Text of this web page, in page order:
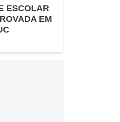
ESCOLAR
EM